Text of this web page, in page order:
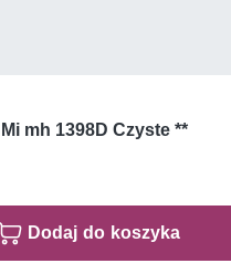
mh 1398D Czyste **
Dodaj do koszyka